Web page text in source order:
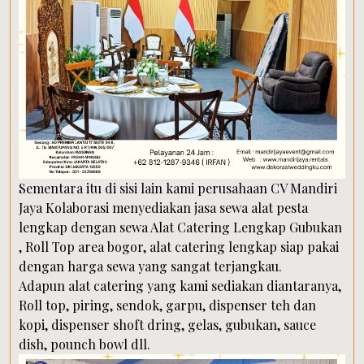
Sementara itu di sisi lain kami perusahaan CV Mandiri
Jaya Kolaborasi menyediakan jasa sewa alat pesta
lengkap dengan sewa Alat Catering Lengkap Gubukan
, Roll Top area bogor, alat catering lengkap siap pakai
dengan harga sewa yang sangat terjangkau.
Adapun alat catering yang kami sediakan diantaranya,
Roll top, piring, sendok, garpu, dispenser teh dan
kopi, dispenser shoft dring, gelas, gubukan, sauce
dish, pounch bowl dll.